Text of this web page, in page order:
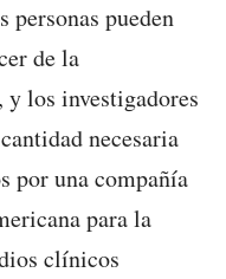
personas pueden
de la
los investigadores
necesaria
por una compañía
para la
clínicos